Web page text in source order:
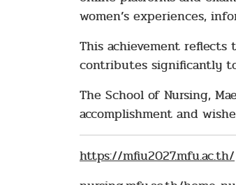
women’s experiences,
This achievement
contributes significantly
The School of Nursing,
accomplishment and
https://mfiu2027.mfu.ac.th/